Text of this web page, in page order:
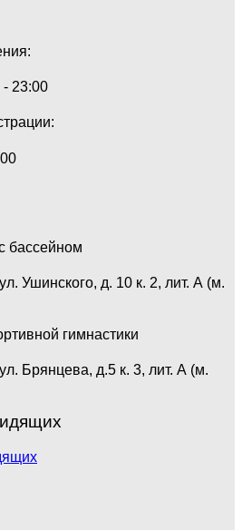
23:00
бассейном
Ушинского, д. 10 к. 2, лит. А (м.
гимнастики
Брянцева, д.5 к. 3, лит. А (м.